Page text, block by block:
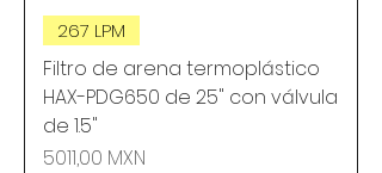
267 LPM
Filtro de arena termoplástico
HAX-PDG650 de 25" con válvula
de 1.5"
Precio
5011,00 MXN